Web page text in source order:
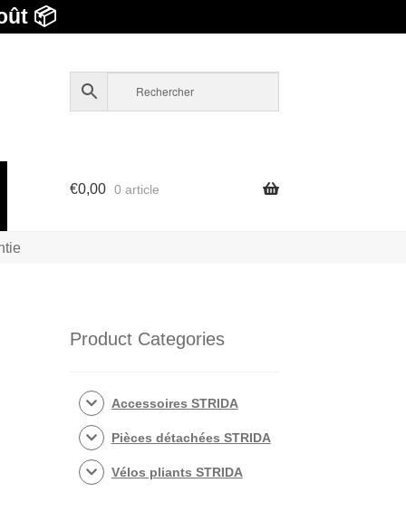
📦
€0,00 0 article
Product Categories
Accessoires STRIDA
Pièces détachées STRIDA
Vélos pliants STRIDA